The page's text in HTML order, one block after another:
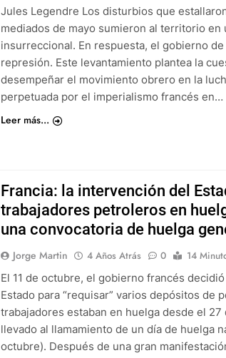
Jules Legendre Los disturbios que
mediados de mayo sumieron al territorio en
insurreccional. En respuesta, el gobierno
represión. Este levantamiento plantea la
desempeñar el movimiento obrero en la
perpetuada por el imperialismo francés en…
Leer más...
Francia: la intervención del
trabajadores petroleros en
una convocatoria de huelga
Jorge Martin 4 Años Atrás 0
14
El 11 de octubre, el gobierno francés
Estado para “requisar” varios depósitos de
trabajadores estaban en huelga desde el
llevado al llamamiento de un día de huelga
octubre). Después de una gran